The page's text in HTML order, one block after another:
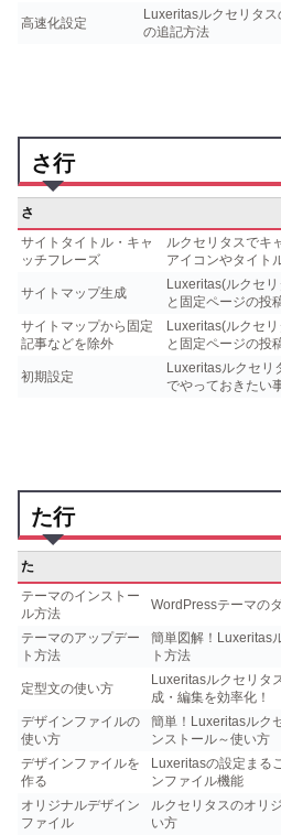
高速化設定
Luxeritasルクセリタ
の追記方法
さ行
さ
サイトタイトル・キャ
ッチフレーズ
ルクセリタスでキ
アイコンやタイト
サイトマップ生成
Luxeritas(ルクセ
と固定ページの投
サイトマップから固定
記事などを除外
Luxeritas(ルクセ
と固定ページの投
初期設定
Luxeritasルクセリ
でやっておきたい
た行
た
テーマのインストー
ル方法
WordPressテーマの
テーマのアップデー
ト方法
簡単図解！Luxeritas
ト方法
定型文の使い方
Luxeritasルクセリタ
成・編集を効率化！
デザインファイルの
使い方
簡単！Luxeritasルク
ンストール～使い方
デザインファイルを
作る
Luxeritasの設定まる
ンファイル機能
オリジナルデザイン
ファイル
ルクセリタスのオリ
い方